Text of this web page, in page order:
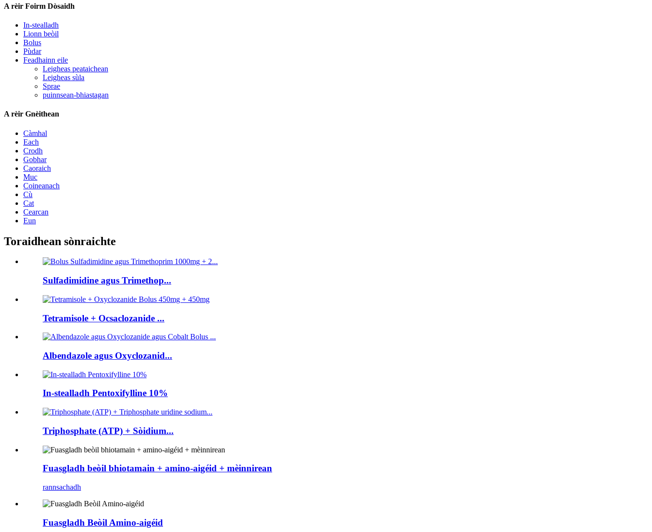
A rèir Foirm Dòsaidh
In-stealladh
Lionn beòil
Bolus
Pùdar
Feadhainn eile
Leigheas peataichean
Leigheas sùla
Sprae
puinnsean-bhiastagan
A rèir Gnèithean
Càmhal
Each
Crodh
Gobhar
Caoraich
Muc
Coineanach
Cù
Cat
Cearcan
Eun
Toraidhean sònraichte
Sulfadimidine agus Trimethop...
Tetramisole + Ocsaclozanide ...
Albendazole agus Oxyclozanid...
In-stealladh Pentoxifylline 10%
Triphosphate (ATP) + Sòidium...
Fuasgladh beòil bhiotamain + amino-aigéid + mèinnirean
rannsachadh
Fuasgladh Beòil Amino-aigéid